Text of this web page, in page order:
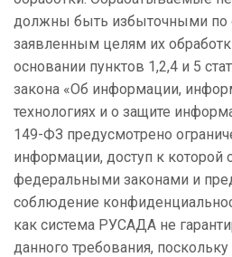
должны быть избыточными
заявленным целям их
основании пунктов 1,2,4 и 5
закона «Об информации,
технологиях и о защите
149-ФЗ предусмотрено
информации, доступ к которой
федеральными законами и
соблюдение
как система РУСАДА не
данного требования, поскольку